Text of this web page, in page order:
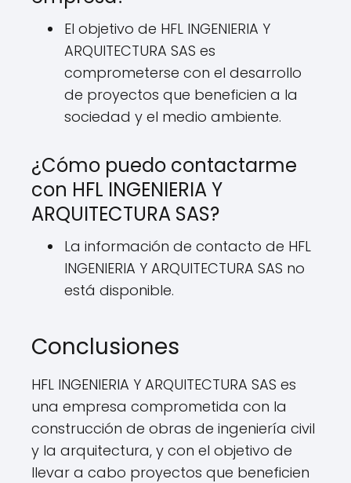
El objetivo de HFL INGENIERIA Y
ARQUITECTURA SAS es
comprometerse con el desarrollo
de proyectos que beneficien a la
sociedad y el medio ambiente.
¿Cómo puedo contactarme
con HFL INGENIERIA Y
ARQUITECTURA SAS?
La información de contacto de HFL
INGENIERIA Y ARQUITECTURA SAS no
está disponible.
Conclusiones
HFL INGENIERIA Y ARQUITECTURA SAS es
una empresa comprometida con la
construcción de obras de ingeniería civil
y la arquitectura, y con el objetivo de
llevar a cabo proyectos que beneficien